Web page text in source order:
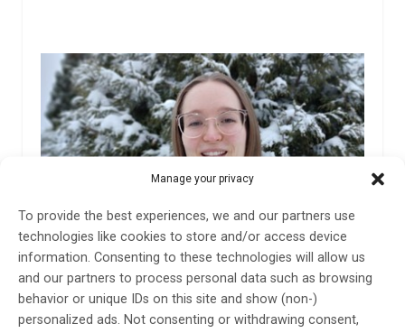
Manage your privacy
To provide the best experiences, we and our partners use
technologies like cookies to store and/or access device
information. Consenting to these technologies will allow us
and our partners to process personal data such as browsing
behavior or unique IDs on this site and show (non-)
personalized ads. Not consenting or withdrawing consent,
Dubbel risk för demens med munsårsvirus
Personer som någon gång i livet haft herpesvirus löper